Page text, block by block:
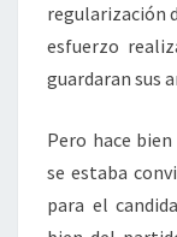
regularización
esfuerzo
guardaran sus
Pero hace
se estaba
para el